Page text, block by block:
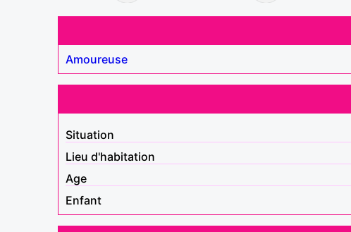
Amoureuse
Situation
Lieu d'habitation
Age
Enfant